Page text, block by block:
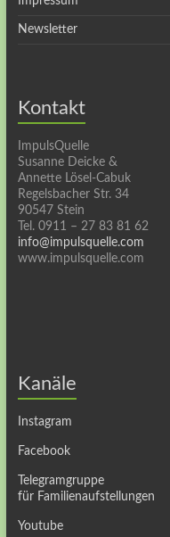
Newsletter
Kontakt
ImpulsQuelle
Susanne Deicke &
Annette Lösel-Cabuk
Regelsbacher Str. 34
90547 Stein
Tel. 0911 – 27 83 81 62
info@impulsquelle.com
www.impulsquelle.com
Kanäle
Instagram
Facebook
Telegramgruppe
für Familienaufstellungen
Youtube